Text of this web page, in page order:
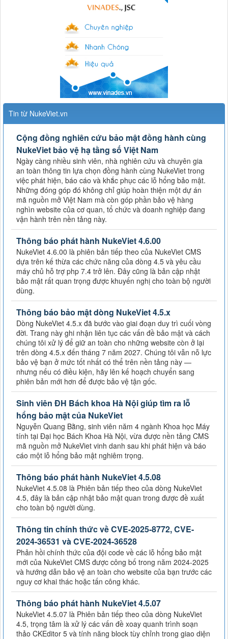
Tin từ NukeViet.vn
Cộng đồng nghiên cứu bảo mật đồng hành cùng
NukeViet bảo vệ hạ tầng số Việt Nam
Ngày càng nhiều sinh viên, nhà nghiên cứu và chuyên gia
an toàn thông tin lựa chọn đồng hành cùng NukeViet trong
việc phát hiện, báo cáo và khắc phục các lỗ hổng bảo mật.
Những đóng góp đó không chỉ giúp hoàn thiện một dự án
mã nguồn mở Việt Nam mà còn góp phần bảo vệ hàng
nghìn website của cơ quan, tổ chức và doanh nghiệp đang
vận hành trên nền tảng này.
Thông báo phát hành NukeViet 4.6.00
NukeViet 4.6.00 là phiên bản tiếp theo của NukeViet CMS
dựa trên kế thừa các chức năng của dòng 4.5 và yêu cầu
máy chủ hỗ trợ php 7.4 trở lên. Đây cũng là bản cập nhật
bảo mật rất quan trọng được khuyến nghị cho toàn bộ người
dùng.
Thông báo bảo mật dòng NukeViet 4.5.x
Dòng NukeViet 4.5.x đã bước vào giai đoạn duy trì cuối vòng
đời. Trang này ghi nhận liên tục các vấn đề bảo mật và cách
chúng tôi xử lý để giữ an toàn cho những website còn ở lại
trên dòng 4.5.x đến tháng 7 năm 2027. Chúng tôi vẫn nỗ lực
bảo vệ bạn ở mức tốt nhất có thể trên nền tảng này —
nhưng nếu có điều kiện, hãy lên kế hoạch chuyển sang
phiên bản mới hơn để được bảo vệ tận gốc.
Sinh viên ĐH Bách khoa Hà Nội giúp tìm ra lỗ
hổng bảo mật của NukeViet
Nguyễn Quang Bằng, sinh viên năm 4 ngành Khoa học Máy
tính tại Đại học Bách Khoa Hà Nội, vừa được nền tảng CMS
mã nguồn mở NukeViet vinh danh sau khi phát hiện và báo
cáo một lỗ hổng bảo mật nghiêm trọng.
Thông báo phát hành NukeViet 4.5.08
NukeViet 4.5.08 là Phiên bản tiếp theo của dòng NukeViet
4.5, đây là bản cập nhật bảo mật quan trong được đề xuất
cho toàn bộ người dùng.
Thông tin chính thức về CVE-2025-8772, CVE-
2024-36531 và CVE-2024-36528
Phản hồi chính thức của đội code về các lỗ hổng bảo mật
mới của NukeViet CMS được công bố trong năm 2024-2025
và hướng dẫn bảo vệ an toàn cho website của bạn trước các
nguy cơ khai thác hoặc tấn công khác.
Thông báo phát hành NukeViet 4.5.07
NukeViet 4.5.07 là Phiên bản tiếp theo của dòng NukeViet
4.5, trọng tâm là xử lý các vấn đề xoay quanh trình soạn
thảo CKEditor 5 và tính năng block tùy chỉnh trong giao diện